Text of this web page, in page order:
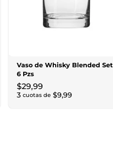
Vaso de Whisky Blended Set
6 Pzs
$29,99
3 cuotas de $9,99